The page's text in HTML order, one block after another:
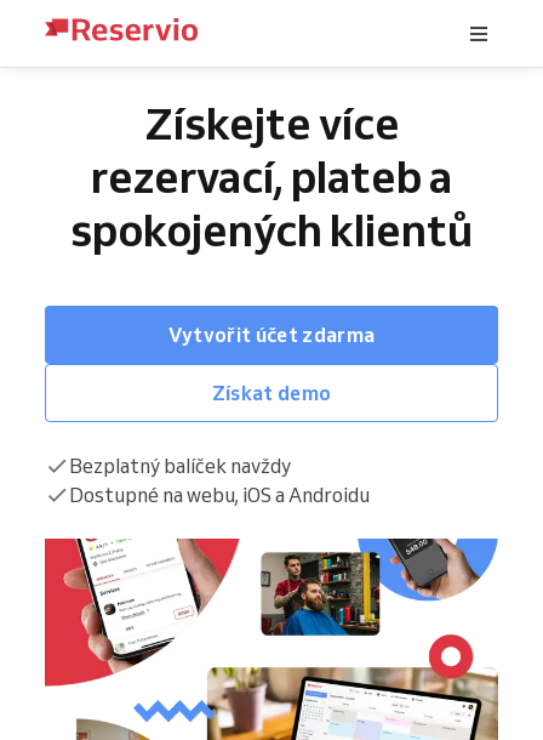
Získejte více
rezervací, plateb a
spokojených klientů
Vytvořit účet zdarma
Získat demo
Bezplatný balíček navždy
Dostupné na webu, iOS a Androidu